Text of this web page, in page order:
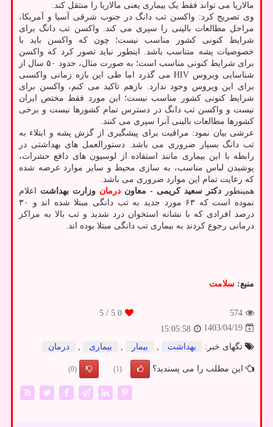
مالاریا می تواند فقط یک بیماری یعنی مالاریا را منتقل کند.
وی تصریح کرد: واکسن تب دانگ در جنوب شرقی آسیا و آمریکا،
مراحل مطالعات بالینی را سپری می کند. واکسن تب دانگ برای
شرایط کنونی کشور مناسب نیست؛ چون که واکسن باید با
خصوصیات پشه متناسب باشد. اینطور نباید تصور کرد که واکسن
برای شرایط کنونی مناسب است؛ به صورت مثال، حدود ۵۰ سال از
شناسایی ویروس HIV می گذرد اما طی این بازه زمانی واکسنی
برای این ویروس وجود ندارد. بازهم تاکید می کنم، واکسن برای
شرایط کنونی کشور مناسب نیست؛ این مورد فقط مختص ایران
نیست و واکسن تب دانگ در دسترس تمام کشورها نیست و برخی
کشورها مطالعات بالینی آنرا سپری می کنند.
عرشی بیان نمود: مراقبت برای پیشگیری از گزش پشه و ابتلاء به
تب دانگ بسیار ضروری می باشد. دستورالعمل های بهداشتی در
رابطه با این بیماری مانند استفاده از لوسیون های دافع حشرات،
پوشیدن لباس مناسب، به سازی محیط و سایر موارد عرضه شده
که رعایت تمام این موارد ضروری می باشد.
همینطور دکتر سعید کریمی - معاون درمان وزارت بهداشت اعلام
نموده است که ۶۳ مورد جدید به تب دانگی مبتلا شده اند و ۳۰
درصد افرادی که با نشانه استخوان درد شدید و تب بالا به مراکز
درمانی رجوع کردند به بیماری تب دانگی مبتلا بوده اند.
منبع: سلامت
574
5.0
/ 5
1403/04/19
15:05:58
تگهای خبر:
بهداشت بیمار بیماری درمان
این مطلب را می پسندید؟ (1)
(0)